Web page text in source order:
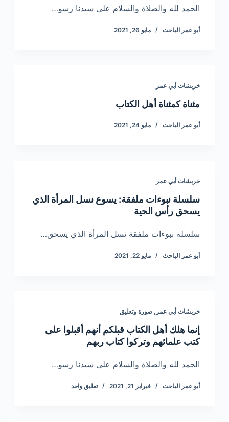
الحمد لله والصلاة والسلام على سيدنا رسو…
أبو عمر الباحث مايو 26, 2021
خربشات أبي عمر
مثناة كمثناة أهل الكتاب
أبو عمر الباحث مايو 24, 2021
خربشات أبي عمر
سلسلة نبوءات ملفقة: يسوع نسل المرأة الذي
يسحق رأس الحية
سلسلة نبوءات ملفقة نسل المرأة الذي يسحق…
أبو عمر الباحث مايو 22, 2021
خربشات أبي عمر , صورة وتعليق
إنما هلك أهل الكتاب قبلكم أنهم أقبلوا على
كتب علمائهم وتركوا كتاب ربهم
الحمد لله والصلاة والسلام على سيدنا رسو…
أبو عمر الباحث فبراير 21, 2021 تعليق واحد